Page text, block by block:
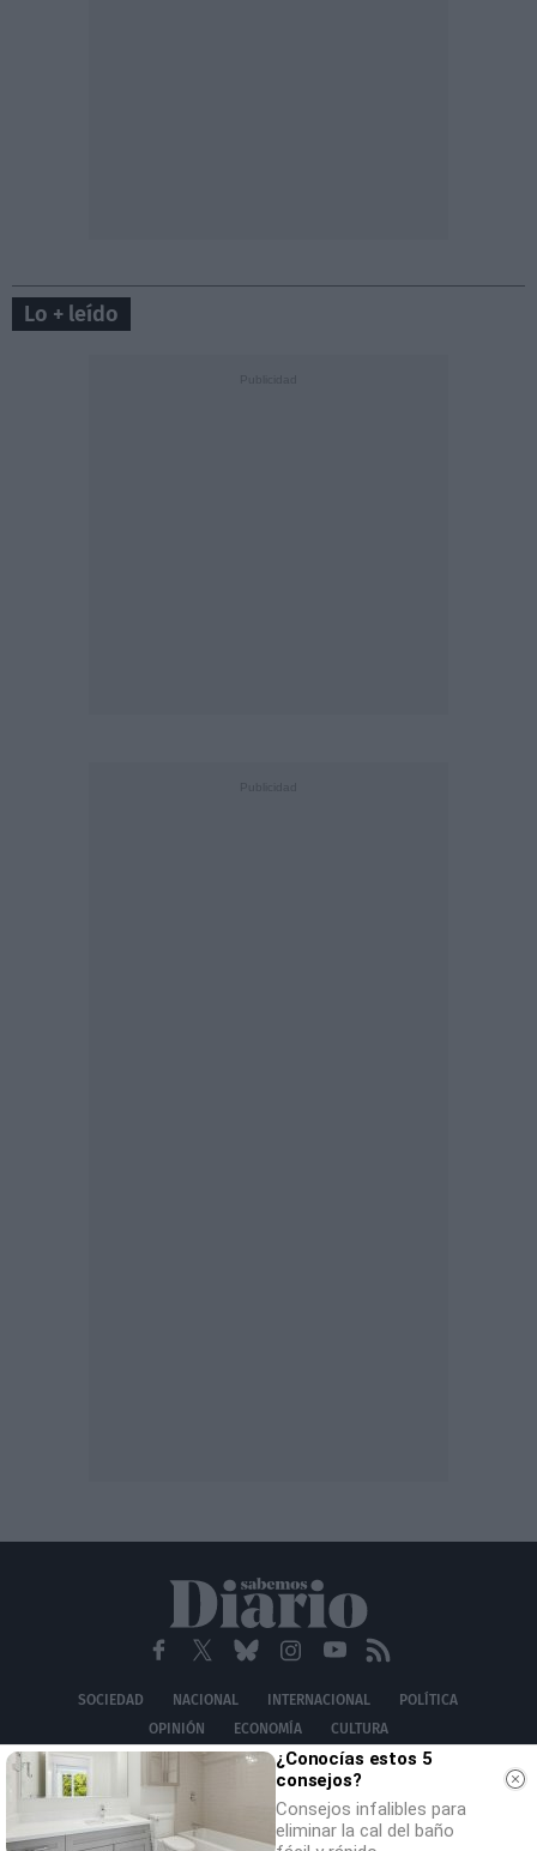
Lo + leído
SOCIEDAD NACIONAL INTERNACIONAL
POLÍTICA
OPINIÓN
ECONOMÍA CULTURA
EQUIPO POLÍTICA DE PRIVACIDAD
POLÍTICA DE COOKIES
CONTACTO
© 2026 Multimedia Ediciones Globales S.L.
¿Conocías estos 5
consejos?
Consejos infalibles para
eliminar la cal del baño